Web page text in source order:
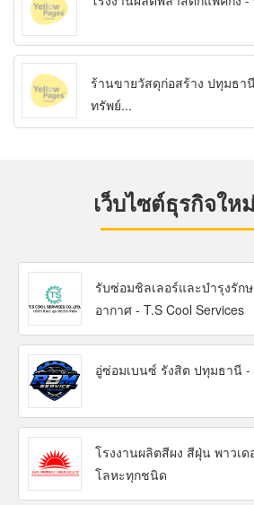
ร้านขายวัสดุก่อสร้าง ปทุมธา
ทรัพย์...
เว็บไซต์ธุรกิจให
รับซ่อมชิลเลอร์และบำรุงรัก
อากาศ - T.S Cool Services
อู่ซ่อมเบนซ์ รังสิต ปทุมธานี -
โรงงานผลิตสีผง สีฝุ่น พาวเด
โลหะทุกชนิด